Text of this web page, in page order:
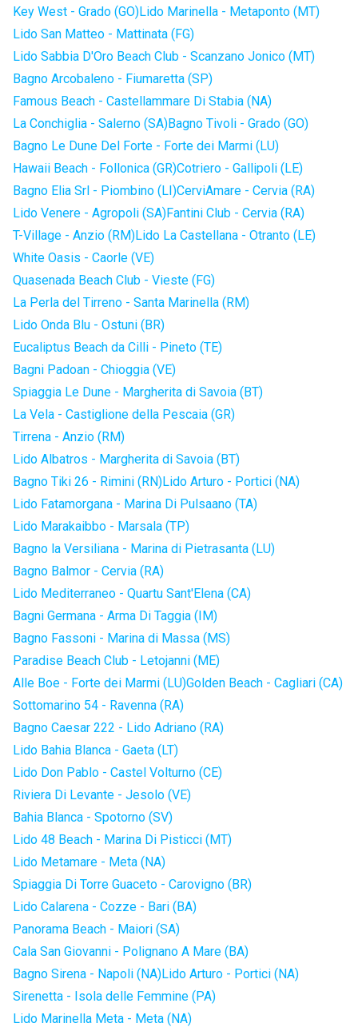
Key West - Grado (GO)Lido Marinella - Metaponto (MT)
Lido San Matteo - Mattinata (FG)
Lido Sabbia D'Oro Beach Club - Scanzano Jonico (MT)
Bagno Arcobaleno - Fiumaretta (SP)
Famous Beach - Castellammare Di Stabia (NA)
La Conchiglia - Salerno (SA)Bagno Tivoli - Grado (GO)
Bagno Le Dune Del Forte - Forte dei Marmi (LU)
Hawaii Beach - Follonica (GR)Cotriero - Gallipoli (LE)
Bagno Elia Srl - Piombino (LI)CerviAmare - Cervia (RA)
Lido Venere - Agropoli (SA)Fantini Club - Cervia (RA)
T-Village - Anzio (RM)Lido La Castellana - Otranto (LE)
White Oasis - Caorle (VE)
Quasenada Beach Club - Vieste (FG)
La Perla del Tirreno - Santa Marinella (RM)
Lido Onda Blu - Ostuni (BR)
Eucaliptus Beach da Cilli - Pineto (TE)
Bagni Padoan - Chioggia (VE)
Spiaggia Le Dune - Margherita di Savoia (BT)
La Vela - Castiglione della Pescaia (GR)
Tirrena - Anzio (RM)
Lido Albatros - Margherita di Savoia (BT)
Bagno Tiki 26 - Rimini (RN)Lido Arturo - Portici (NA)
Lido Fatamorgana - Marina Di Pulsaano (TA)
Lido Marakaibbo - Marsala (TP)
Bagno la Versiliana - Marina di Pietrasanta (LU)
Bagno Balmor - Cervia (RA)
Lido Mediterraneo - Quartu Sant'Elena (CA)
Bagni Germana - Arma Di Taggia (IM)
Bagno Fassoni - Marina di Massa (MS)
Paradise Beach Club - Letojanni (ME)
Alle Boe - Forte dei Marmi (LU)Golden Beach - Cagliari (CA)
Sottomarino 54 - Ravenna (RA)
Bagno Caesar 222 - Lido Adriano (RA)
Lido Bahia Blanca - Gaeta (LT)
Lido Don Pablo - Castel Volturno (CE)
Riviera Di Levante - Jesolo (VE)
Bahia Blanca - Spotorno (SV)
Lido 48 Beach - Marina Di Pisticci (MT)
Lido Metamare - Meta (NA)
Spiaggia Di Torre Guaceto - Carovigno (BR)
Lido Calarena - Cozze - Bari (BA)
Panorama Beach - Maiori (SA)
Cala San Giovanni - Polignano A Mare (BA)
Bagno Sirena - Napoli (NA)Lido Arturo - Portici (NA)
Sirenetta - Isola delle Femmine (PA)
Lido Marinella Meta - Meta (NA)